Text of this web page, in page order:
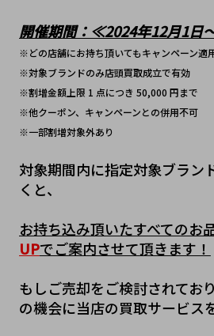
開催期間：≪2024年12月1日
※どの店舗にお持ち頂いてもキャンペーン適
※対象ブランドのみ店頭買取成立で有効
※割増金額上限 1 点につき 50,000 円まで
※他クーポン、キャンペーンとの併用不可
※一部割増対象外あり
対象期間内に指定対象ブラン
くと、
お持ち込み頂いたすべてのお
UPでご案内させて頂きます！
もしご売却をご検討されてお
の機会に当店の買取サービス